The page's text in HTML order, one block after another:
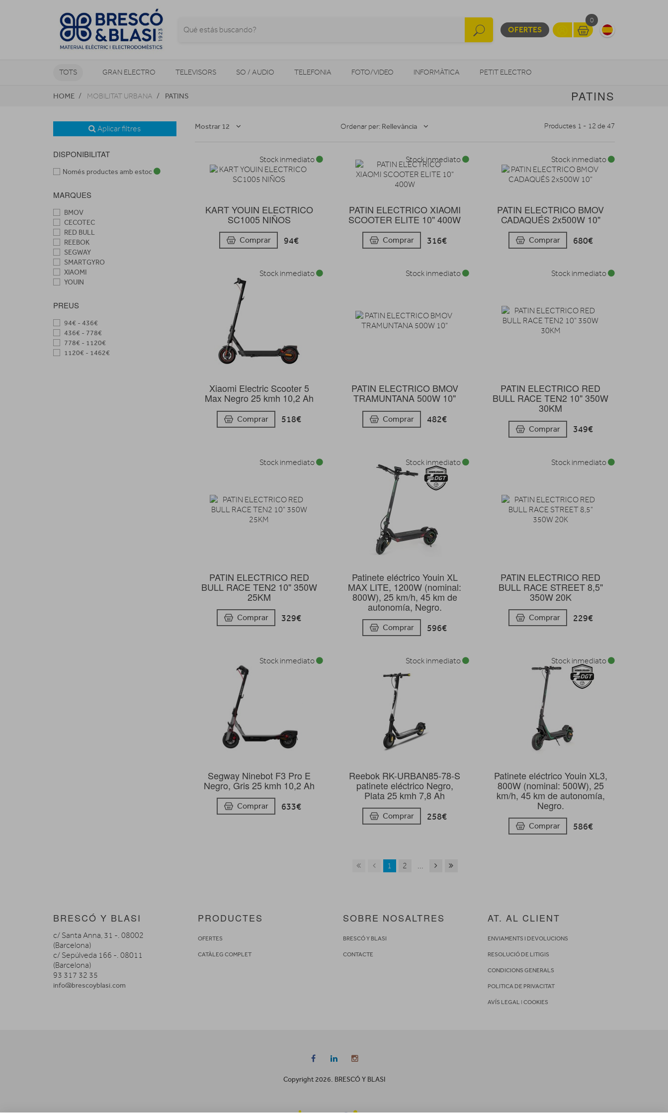
OFERTES
0
TOTS GRAN ELECTRO TELEVISORS SO / AUDIO TELEFONIA FOTO/VIDEO INFORMÀTICA PETIT ELECTRO
CLIMATITZACIÓ I CALEFACCIÓ
HOME MOBILITAT URBANA PATINS PATINS
Aplicar filtres
DISPONIBILITAT
Només productes amb estoc
MARQUES
BMOV
CECOTEC
RED BULL
REEBOK
SEGWAY
SMARTGYRO
XIAOMI
YOUIN
PREUS
94€ - 436€
436€ - 778€
778€ - 1120€
1120€ - 1462€
Mostrar 12 Ordenar per: Rellevància Productes 1 - 12 de 47
KART YOUIN ELECTRICO
SC1005 NIÑOS
Comprar 94€
Stock inmediato
PATIN ELECTRICO XIAOMI
SCOOTER ELITE 10" 400W
Comprar 316€
Stock inmediato
PATIN ELECTRICO BMOV
CADAQUÉS 2x500W 10"
Comprar 680€
Stock inmediato
Xiaomi Electric Scooter 5
Max Negro 25 kmh 10,2 Ah
Comprar 518€
Stock inmediato
PATIN ELECTRICO BMOV
TRAMUNTANA 500W 10"
Comprar 482€
Stock inmediato
PATIN ELECTRICO RED
BULL RACE TEN2 10" 350W
30KM
Comprar 349€
Stock inmediato
PATIN ELECTRICO RED
BULL RACE TEN2 10" 350W
25KM
Comprar 329€
Stock inmediato
Patinete eléctrico Youin XL
MAX LITE, 1200W (nominal:
800W), 25 km/h, 45 km de
autonomía, Negro.
Comprar 596€
Stock inmediato
PATIN ELECTRICO RED
BULL RACE STREET 8,5"
350W 20K
Comprar 229€
Stock inmediato
Segway Ninebot F3 Pro E
Negro, Gris 25 kmh 10,2 Ah
Comprar 633€
Stock inmediato
Reebok RK-URBAN85-78-S
patinete eléctrico Negro,
Plata 25 kmh 7,8 Ah
Comprar 258€
Stock inmediato
Patinete eléctrico Youin XL3,
800W (nominal: 500W), 25
km/h, 45 km de autonomía,
Negro.
Comprar 586€
Stock inmediato
1 2 ...
BRESCÓ Y BLASI
c/ Santa Anna, 31 -. 08002
(Barcelona)
c/ Sepúlveda 166 -. 08011
(Barcelona)
93 317 32 35
info@brescoyblasi.com
PRODUCTES
OFERTES
CATÀLEG COMPLET
SOBRE NOSALTRES
BRESCÓ Y BLASI
CONTACTE
AT. AL CLIENT
ENVIAMENTS I DEVOLUCIONS
RESOLUCIÓ DE LITIGIS
CONDICIONS GENERALS
POLITICA DE PRIVACITAT
AVÍS LEGALI COOKIES
Copyright 2026. BRESCÓ Y BLASI